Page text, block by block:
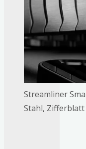
Streamliner
Stahl, Zifferblatt